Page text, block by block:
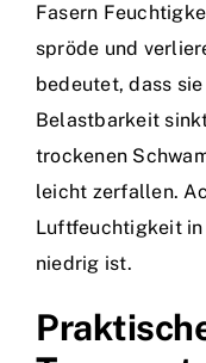
Fasern
spröde und
bedeutet, dass
Belastbarkeit
trockenen
leicht zerfallen.
Luftfeuchtigkeit in
niedrig ist.